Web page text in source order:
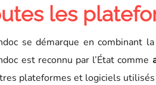
les
se démarque en combinant
est reconnu par l’État comme
plateformes et logiciels